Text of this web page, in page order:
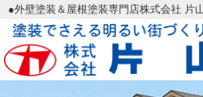
●外壁塗装＆屋根塗装専門店株式会社 片